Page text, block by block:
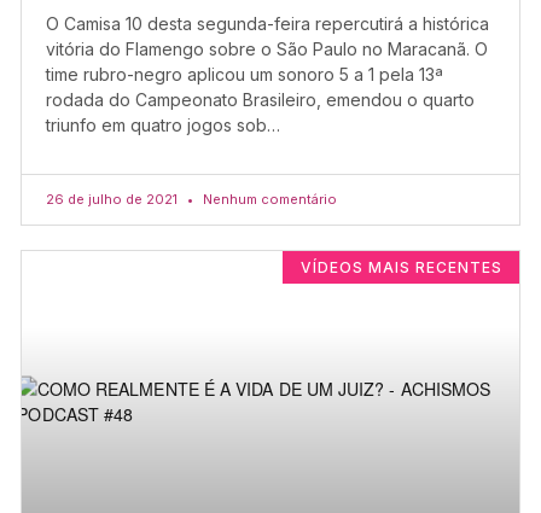
O Camisa 10 desta segunda-feira repercutirá a histórica
vitória do Flamengo sobre o São Paulo no Maracanã. O
time rubro-negro aplicou um sonoro 5 a 1 pela 13ª
rodada do Campeonato Brasileiro, emendou o quarto
triunfo em quatro jogos sob…
26 de julho de 2021 Nenhum comentário
VÍDEOS MAIS RECENTES